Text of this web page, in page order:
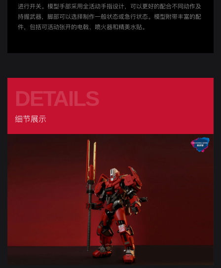
进行开关。模型手部采用全活动手指设计，可以更好的配合不同动作及
持握武器，脚部可以选择制作一般状态或急行状态。模型附带丰富的配
件，包括可活动张开的电戟、喷火器和精美水贴。
DETAILS
细节展示